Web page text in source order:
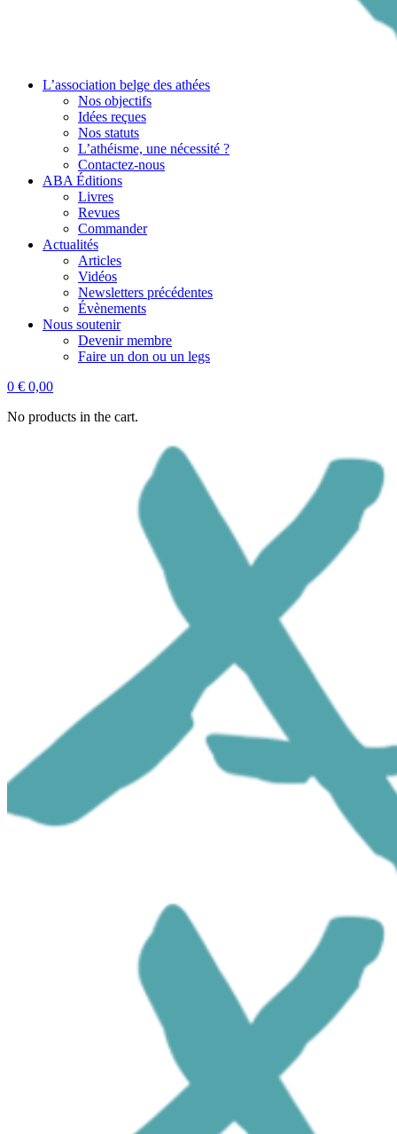
L’association belge des athées
Nos objectifs
Idées reçues
Nos statuts
L’athéisme, une nécessité ?
Contactez-nous
ABA Éditions
Livres
Revues
Commander
Actualités
Articles
Vidéos
Newsletters précédentes
Évènements
Nous soutenir
Devenir membre
Faire un don ou un legs
0 € 0,00
No products in the cart.